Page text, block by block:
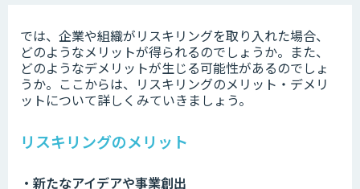
では、企業や組織がリスキリングを取り入れた場合、
どのようなメリットが得られるのでしょうか。また、
どのようなデメリットが生じる可能性があるのでしょ
うか。ここからは、リスキリングのメリット・デメリ
ットについて詳しくみていきましょう。
リスキリングのメリット
・新たなアイデアや事業創出